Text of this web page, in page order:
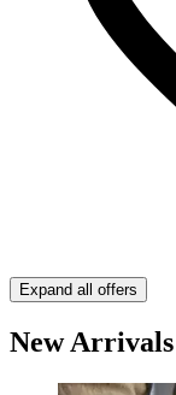
Expand all offers
New Arrivals